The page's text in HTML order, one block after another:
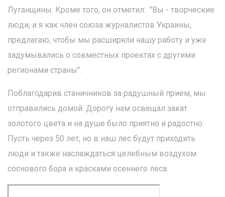
Луганщины. Кроме того, он отметил: "Вы - творческие
люди, и я как член союза журналистов Украины,
предлагаю, чтобы мы расширяли нашу работу и уже
задумывались о совместных проектах с другими
регионами страны".
Поблагодарив станичников за радушный прием, мы
отправились домой. Дорогу нам освещал закат
золотого цвета и на душе было приятно и радостно.
Пусть через 50 лет, но в наш лес будут приходить
люди и также наслаждаться целебным воздухом
соснового бора и красками осеннего леса.